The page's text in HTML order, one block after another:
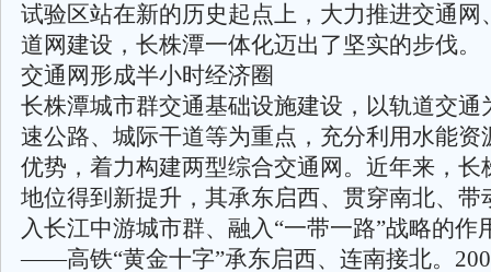
试验区站在新的历史起点上，大力推进交通网
道网建设，长株潭一体化迈出了坚实的步伐。
交通网形成半小时经济圈
长株潭城市群交通基础设施建设，以轨道交通
速公路、城际干道等为重点，充分利用水能资
优势，着力构建两型综合交通网。近年来，长
地位得到新提升，其承东启西、贯穿南北、带
入长江中游城市群、融入“一带一路”战略的作
——高铁“黄金十字”承东启西、连南接北。